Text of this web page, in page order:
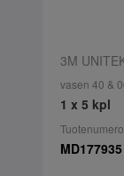
3M
vasen 40 &
1 x 5 kpl
MD177935